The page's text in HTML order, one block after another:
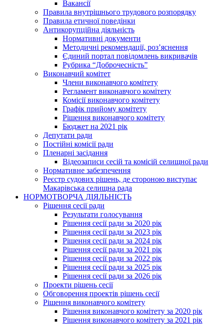
Вакансії
Правила внутрішнього трудового розпорядку
Правила етичної поведінки
Антикорупційна діяльність
Нормативні документи
Методичні рекомендації, роз’яснення
Єдиний портал повідомлень викривачів
Рубрика “Доброчесність”
Виконавчий комітет
Члени виконавчого комітету
Регламент виконавчого комітету
Комісії виконавчого комітету
Графік прийому комітету
Рішення виконавчого комітету
Бюджет на 2021 рік
Депутати ради
Постійні комісії ради
Пленарні засідання
Відеозаписи сесій та комісій селищної ради
Нормативне забезпечення
Реєстр судових рішень, де стороною виступає
Макарівська селищна рада
НОРМОТВОРЧА ДІЯЛЬНІСТЬ
Рішення сесії ради
Результати голосування
Рішення сесії ради за 2020 рік
Рішення сесії ради за 2023 рік
Рішення сесії ради за 2024 рік
Рішення сесії ради за 2021 рік
Рішення сесії ради за 2022 рік
Рішення сесії ради за 2025 рік
Рішення сесії ради за 2026 рік
Проекти рішень сесії
Обговорення проектів рішень сесії
Рішення виконавчого комітету
Рішення виконавчого комітету за 2020 рік
Рішення виконавчого комітету за 2021 рік